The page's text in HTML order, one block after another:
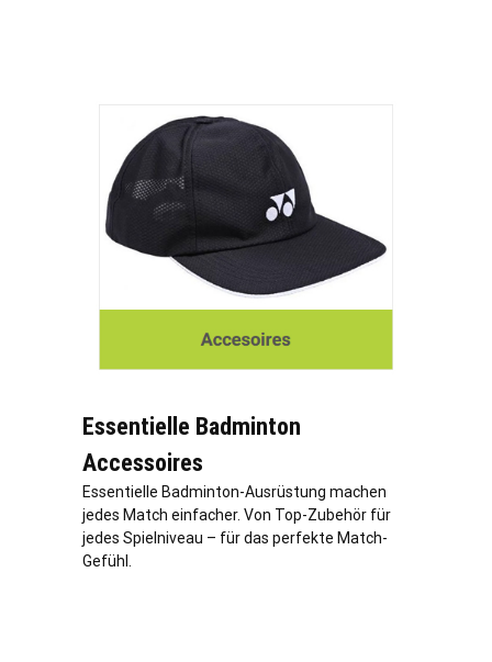
Essentielle Badminton
Accessoires
Essentielle Badminton-Ausrüstung machen
jedes Match einfacher. Von Top-Zubehör für
jedes Spielniveau – für das perfekte Match-
Gefühl.